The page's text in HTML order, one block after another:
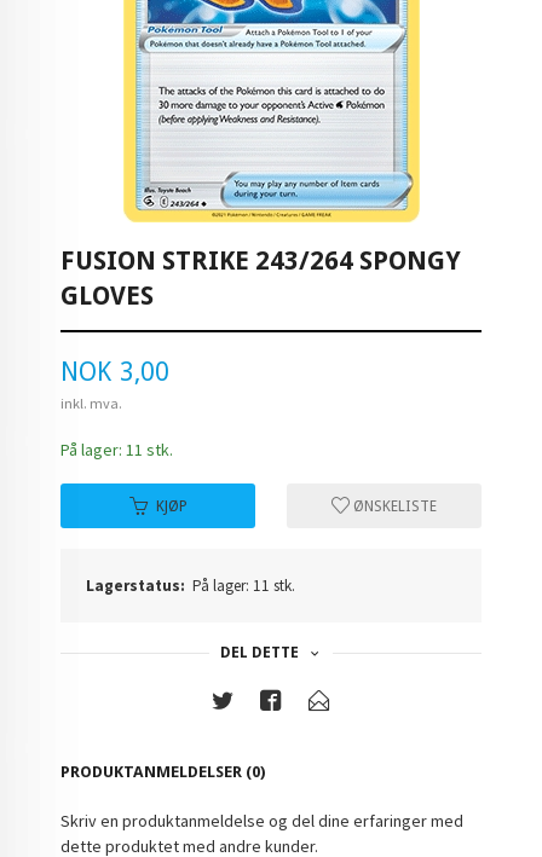
FUSION STRIKE 243/264 SPONGY
GLOVES
Pris
NOK 3,00
inkl. mva.
På lager: 11 stk.
KJØP ØNSKELISTE
Lagerstatus: På lager: 11 stk.
DEL DETTE
PRODUKTANMELDELSER (0)
Skriv en produktanmeldelse og del dine erfaringer med
dette produktet med andre kunder.